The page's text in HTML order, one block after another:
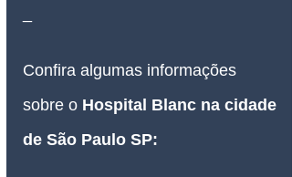
Confira algumas informações
sobre o Hospital Blanc na cidade
de São Paulo SP: